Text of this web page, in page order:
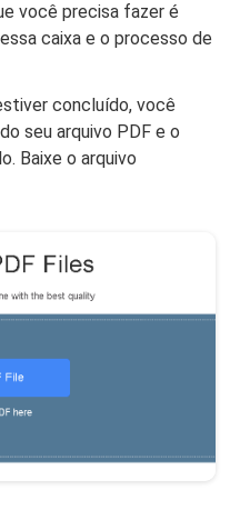
você precisa fazer é
caixa e o processo de
concluído, você
seu arquivo PDF e o
Baixe o arquivo